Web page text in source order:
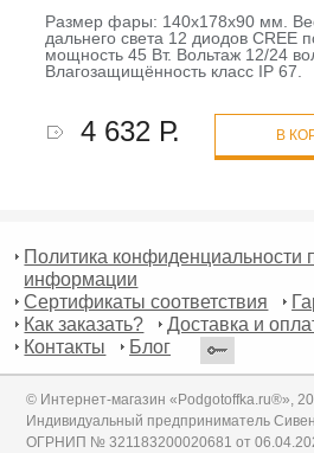
Размер фары: 140х178х90 мм.
дальнего света 12 диодов CREE
мощность 45 Вт. Вольтаж 12/24
Влагозащищённость класс IP 67.
4 632 Р. В
Политика конфиденциальности
информации
Сертификаты соответствия
Как заказать?
Доставка и
Контакты
Блог
© Интернет-магазин «Podgotoffka.ru®»,
Индивидуальный предприниматель
ОГРНИП № 321183200020681 от